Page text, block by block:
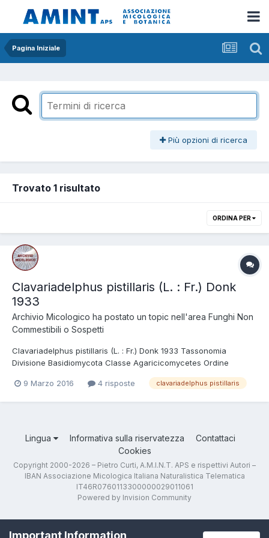
Pagina Iniziale
Più opzioni di ricerca
Trovato 1 risultato
ORDINA PER
Clavariadelphus pistillaris (L. : Fr.) Donk
1933
Archivio Micologico ha postato un topic nell'area Funghi Non
Commestibili o Sospetti
Clavariadelphus pistillaris (L. : Fr.) Donk 1933 Tassonomia
Divisione Basidiomycota Classe Agaricicomycetes Ordine
aspetto appiattito, tronco della sommità dei carpofori, il
9 Marzo 2016 4 risposte clavariadelphus pistillaris
Lingua Informativa sulla riservatezza
Contattaci
Cookies
Copyright 2000-2026 – Pietro Curti, A.M.I.N.T. APS e rispettivi Autori –
IBAN Associazione Micologica Italiana Naturalistica Telematica
IT46R0760113300000029011061
Powered by Invision Community
Important Information